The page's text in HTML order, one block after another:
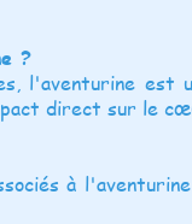
?
l'aventurine
direct sur le
à